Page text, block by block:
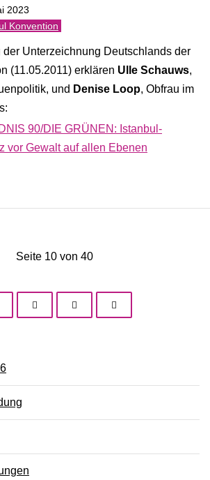
2023
Konvention
der Unterzeichnung Deutschlands der
(11.05.2011) erklären Ulle Schauws,
und Denise Loop, Obfrau im
90/DIE GRÜNEN: Istanbul-
vor Gewalt auf allen Ebenen
Seite 10 von 40